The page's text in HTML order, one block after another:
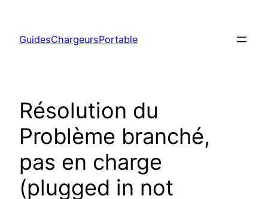
contenu
GuidesChargeursPortable
Résolution du
Problème branché,
pas en charge
(plugged in not